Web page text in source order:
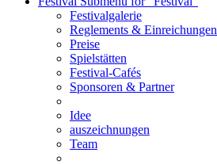
Festivalgalerie
Reglements & Einreichungen
Preise
Spielstätten
Festival-Cafés
Sponsoren & Partner
Idee
auszeichnungen
Team